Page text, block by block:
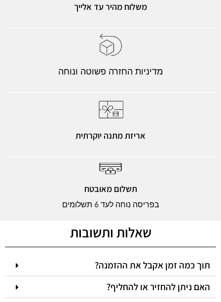
משלוח מהיר עד אלייך
מדיניות החזרה פשוטה ונוחה
אריזת מתנה יוקרתית
תשלום מאובטח
בפריסה נוחה לעד 6 תשלומים
שאלות ותשובות
תוך כמה זמן אקבל את ההזמנה?
האם ניתן להחזיר או להחליף?